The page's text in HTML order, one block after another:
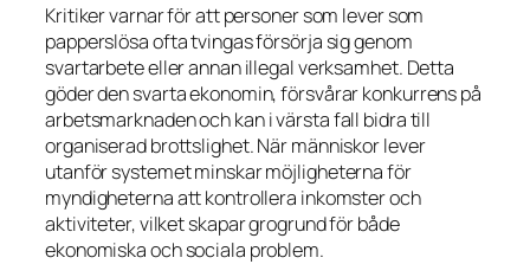
Kritiker varnar för att personer som lever som
papperslösa ofta tvingas försörja sig genom
svartarbete eller annan illegal verksamhet. Detta
göder den svarta ekonomin, försvårar konkurrens på
arbetsmarknaden och kan i värsta fall bidra till
organiserad brottslighet. När människor lever
utanför systemet minskar möjligheterna för
myndigheterna att kontrollera inkomster och
aktiviteter, vilket skapar grogrund för både
ekonomiska och sociala problem.